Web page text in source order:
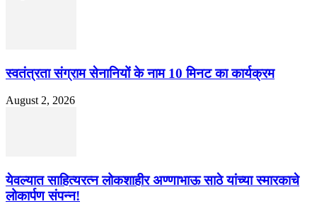
स्वतंत्रता संग्राम सेनानियों के नाम 10 मिनट का कार्यक्रम
August 2, 2026
येवल्यात साहित्यरत्न लोकशाहीर अण्णाभाऊ साठे यांच्या स्मारकाचे
लोकार्पण संपन्न!